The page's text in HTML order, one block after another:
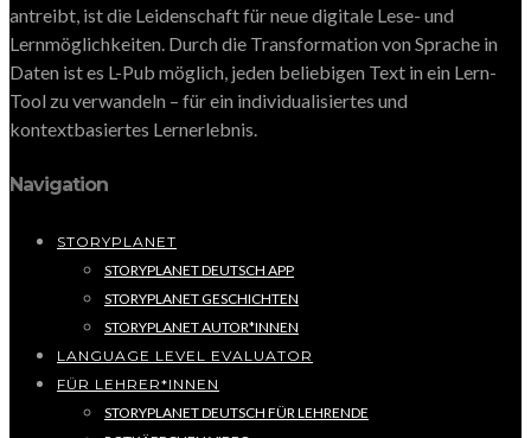
antreibt, ist die Leidenschaft für neue digitale Lese- und
Lernmöglichkeiten. Durch die Transformation von Sprache in
Daten ist es L-Pub möglich, jeden beliebigen Text in ein Lern-
Tool zu verwandeln – für ein individualisiertes und
kontextbasiertes Lernerlebnis.
Navigation
STORYPLANET
STORYPLANET DEUTSCH APP
STORYPLANET GESCHICHTEN
STORYPLANET AUTOR*INNEN
LANGUAGE LEVEL EVALUATOR
FÜR LEHRER*INNEN
STORYPLANET DEUTSCH FÜR LEHRENDE